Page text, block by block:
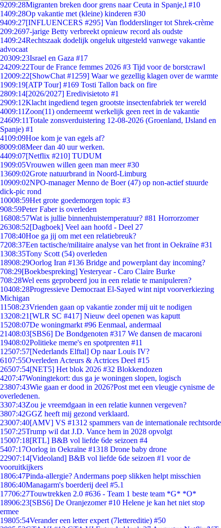
9209:28Migranten breken door grens naar Ceuta in Spanje,l #10
1409:28Op vakantie met (kleine) kinderen #30
9409:27[INFLUENCERS #295] Van flodderslinger tot Shrek-crème
209:2697-jarige Betty verbreekt opnieuw record als oudste
1409:24Rechtszaak dodelijk ongeluk uitgesteld vanwege vakantie
advocaat
20309:23Israel en Gaza #17
24209:22Tour de France femmes 2026 #3 Tijd voor de borstcrawl
12009:22[ShowChat #1259] Waar we gezellig klagen over de warmte
1909:19[ATP Tour] #169 Tosti Tallon back on fire
2809:14[2026/2027] Eredivisietoto #1
2909:12Klacht ingediend tegen grootste insectenfabriek ter wereld
4009:11 Zoon(11) onderneemt werkelijk geen reet in de vakantie
24609:11Totale zonsverduistering 12-08-2026 (Groenland, IJsland en
Spanje) #1
4109:09Hoe kom je van egels af?
8009:08Meer dan 40 uur werken.
4409:07[Netflix #210] TUDUM
1909:05Vrouwen willen geen man meer #30
13609:02Grote natuurbrand in Noord-Limburg
10909:02NPO-manager Menno de Boer (47) op non-actief stuurde
dick-pic rond
10008:59Het grote goedemorgen topic #3
908:59Peter Faber is overleden
16808:57Wat is jullie binnenhuistemperatuur? #81 Horrorzomer
26308:52[Dagboek] Veel aan hoofd - Deel 27
1708:40Hoe ga jij om met een relatiebreuk?
7208:37Een tactische/militaire analyse van het front in Oekraïne #31
1308:35Tony Scott (54) overleden
18908:29Oorlog Iran #136 Bridge and powerplant day incoming?
708:29[Boekbespreking] Yesteryear - Caro Claire Burke
708:28Wel eens geprobeerd jou in een relatie te manipuleren?
10408:28Progressieve Democraat El-Sayed wint nipt voorverkiezing
Michigan
11508:23Vrienden gaan op vakantie zonder mij uit te nodigen
13208:21 [WLR SC #417] Nieuw deel openen was kaputt
15208:07De woningmarkt #96 Eenmaal, andermaal
21408:03[SBS6] De Bondgenoten #317 We dansen de macaroni
19408:02Politieke meme's en spotprenten #11
12507:57[Nederlands Elftal] Op naar Louis IV?
6107:55Overleden Acteurs & Actrices Deel #15
26507:54[NET5] Het blok 2026 #32 Blokkendozen
4207:47Woningtekort: dus ga je woningen slopen, logisch
23807:43Wie gaan er dood in 2026?Post met een vleugje cynisme de
overledenen.
3307:43Zou je vreemdgaan in een relatie kunnen vergeven?
3807:42GGZ heeft mij gezond verklaard.
23007:40[AMV] VS #1312 spammers van de internationale rechtsorde
1507:25Trump wil dat J.D. Vance hem in 2028 opvolgt
15007:18[RTL] B&B vol liefde 6de seizoen #4
5407:17Oorlog in Oekraïne #1318 Drone baby drone
22907:14[Videoland] B&B vol liefde 6de seizoen #1 voor de
vooruitkijkers
1806:47Pinda-allergie? Andermans poep slikken helpt misschien
1806:40Managarm's boerderij deel #5.1
17706:27Touwtrekken 2.0 #636 - Team 1 beste team *G* *O*
18906:23[SBS6] De Oranjezomer #10 Helene je kan het niet stop
ermee
19805:54Verander een letter expert (7lettereditie) #50